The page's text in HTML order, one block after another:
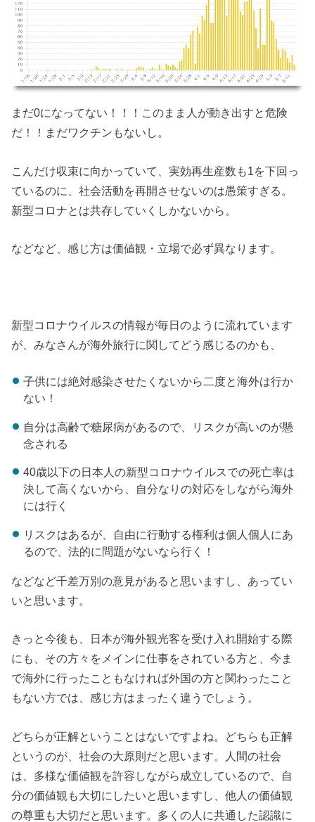
まだ0になってない！！！このまま人が動き出すと危険
だ！！まだワクチンもないし。
こんだけ収束に向かっていて、実効再生産数も1を下回っ
ているのに、社会活動を再開させないのは愚策すぎる。
新型コロナとは共存していくしかないから。
などなど、感じ方は価値観・立場で必ず異なります。
新型コロナウイルスの情報が毎日のように流れています
が、みなさんが海外旅行に関してどう感じるのかも、
子供には絶対感染させたくないから二度と海外は行か
ない！
自分は高齢で糖尿病があるので、リスクが高いのが懸
念される
40歳以下の日本人の新型コロナウイルスでの死亡率は
決して高くないから、自分なりの対応をしながら海外
には行く
リスクはあるが、自由に行動する権利は個人個人にあ
るので、法的に問題がないなら行く！
などなど千差万別の意見があると思いますし、あってい
いと思います。
きっと今後も、日本が海外観光客を受け入れ開始する際
にも、その方々をメインに仕事をされている方と、今ま
で海外に行ったこともなければ外国の方と関わったこと
もない方では、感じ方はまったく違うでしょう。
どちらが正解ということはないですよね。どちらも正解
というのが、社会の大原則だと思います。人間の社会
は、多様な価値観を許容しながら成立しているので、自
分の価値観も大切にしたいと思いますし、他人の価値観
の尊重も大切だと思います。多くの人に共通した認識に